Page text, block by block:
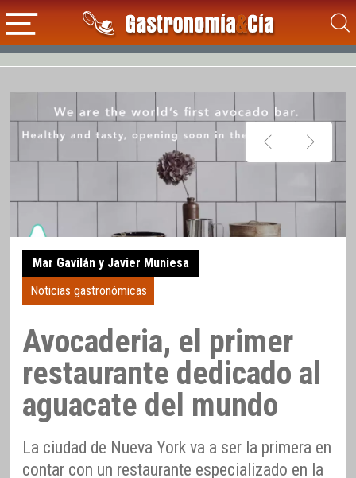
Mar Gavilán y Javier Muniesa
Noticias gastronómicas
Avocaderia, el primer
restaurante dedicado al
aguacate del mundo
La ciudad de Nueva York va a ser la primera en
contar con un restaurante especializado en la